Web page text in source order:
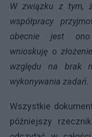
W związku z tym,
współpracy
obecnie jest ono
wnioskuję o
względu na brak
wykonywania zadań.
Wszystkie
późniejszy